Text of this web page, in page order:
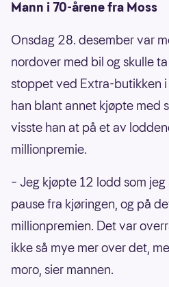
Mann i 70-årene fra Moss
Onsdag 28. desember var
nordover med bil og skulle
stoppet ved Extra-butikken
han blant annet kjøpte med
visste han at på et av
millionpremie.
– Jeg kjøpte 12 lodd som
pause fra kjøringen, og på
millionpremien. Det var
ikke så mye mer over det,
moro, sier mannen.